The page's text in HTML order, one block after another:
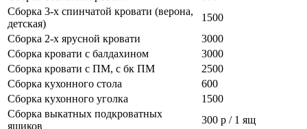
Сборка 3-х спинчатой кровати (верона,
детская)
1500
Сборка 2-х ярусной кровати
3000
Сборка кровати с балдахином
3000
Сборка кровати с ПМ, с бк ПМ
2500
Сборка кухонного стола
600
Сборка кухонного уголка
1500
Сборка выкатных подкроватных
ящиков
300 р / 1 ящ